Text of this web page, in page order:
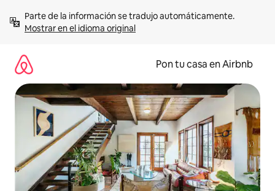
contenidoMostrar en el idioma original
Pon tu casa en Airbnb